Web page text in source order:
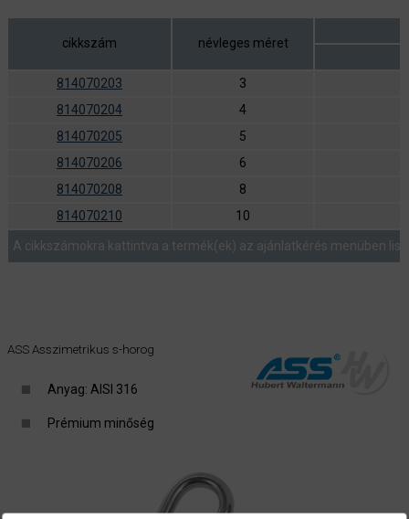
cikkszám
névleges méret
814070203
3
814070204
4
814070205
5
814070206
6
814070208
8
814070210
10
A cikkszámokra kattintva a termék(ek) az ajánlatkérés menüben
ASS Asszimetrikus s-horog
Anyag: AISI 316
Prémium minőség